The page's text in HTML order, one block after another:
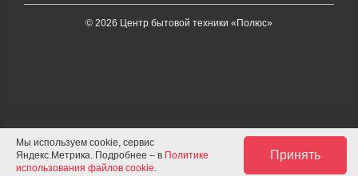
© 2026 Центр бытовой техники «Полюс»
Мы используем cookie, сервис
Яндекс.Метрика. Подробнее – в Политике
использования файлов cookie.
Принять